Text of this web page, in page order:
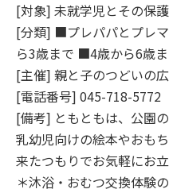
[対象] 未就学児とその保
[分類] ■プレパパとプレ
ら3歳まで ■4歳から6歳
[主催] 親と子のつどいの
[電話番号] 045-718-5772
[備考] ともともは、公園
乳幼児向けの絵本やおも
来たつもりでお気軽にお
＊沐浴・おむつ交換体験